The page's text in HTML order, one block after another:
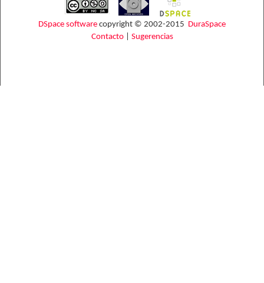
DSpace software copyright © 2002-2015 DuraSpace
Contacto| Sugerencias